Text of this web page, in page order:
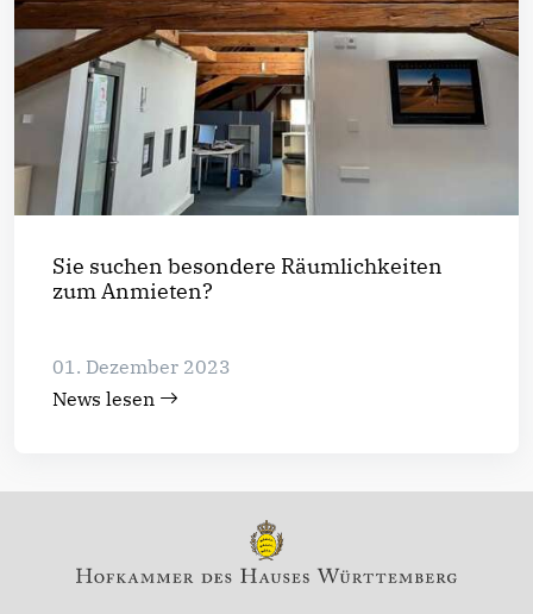
Sie suchen besondere Räumlichkeiten
zum Anmieten?
01. Dezember 2023
News lesen